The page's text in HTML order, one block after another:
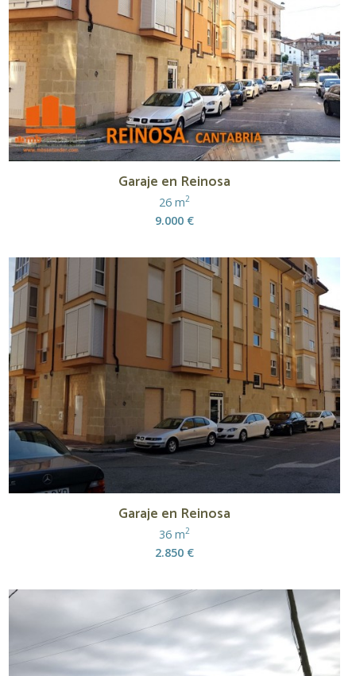
Garaje en Reinosa
26 m2
9.000 €
Garaje en Reinosa
36 m2
2.850 €